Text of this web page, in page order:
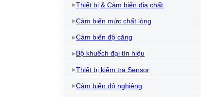
Thiết bị & Cảm biến địa chất
Cảm biến mức chất lỏng
Cảm biến độ căng
Bộ khuếch đại tín hiệu
Thiết bị kiểm tra Sensor
Cảm biến độ nghiêng